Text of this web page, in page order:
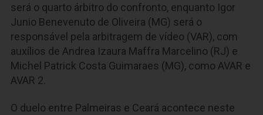
será o quarto árbitro do confronto, enquanto Igor
Junio Benevenuto de Oliveira (MG) será o
responsável pela arbitragem de vídeo (VAR), com
auxílios de Andrea Izaura Maffra Marcelino (RJ) e
Michel Patrick Costa Guimaraes (MG), como AVAR e
AVAR 2.
O duelo entre Palmeiras e Ceará acontece neste